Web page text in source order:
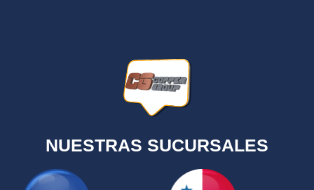
NUESTRAS SUCURSALES